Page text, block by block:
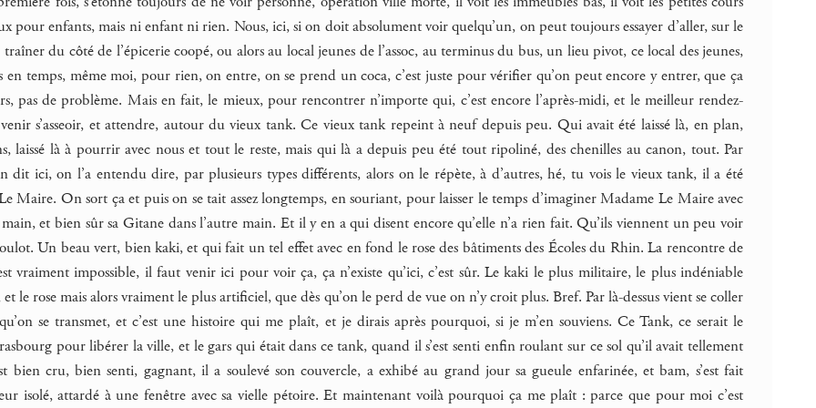
pour enfants, mais ni enfant ni rien. Nous, ici, si on doit absolument voir quelqu’un, on peut toujours essayer d’aller, sur le
du côté de l’épicerie coopé, ou alors au local jeunes de l’assoc, au terminus du bus, un lieu pivot, ce local des jeunes,
en temps, même moi, pour rien, on entre, on se prend un coca, c’est juste pour vérifier qu’on peut encore y entrer, que ça
pas de problème. Mais en fait, le mieux, pour rencontrer n’importe qui, c’est encore l’après-midi, et le meilleur rendez-
venir s’asseoir, et attendre, autour du vieux tank. Ce vieux tank repeint à neuf depuis peu. Qui avait été laissé là, en plan,
laissé là à pourrir avec nous et tout le reste, mais qui là a depuis peu été tout ripoliné, des chenilles au canon, tout. Par
dit ici, on l’a entendu dire, par plusieurs types différents, alors on le répète, à d’autres, hé, tu vois le vieux tank, il a été
Maire. On sort ça et puis on se tait assez longtemps, en souriant, pour laisser le temps d’imaginer Madame Le Maire avec
et bien sûr sa Gitane dans l’autre main. Et il y en a qui disent encore qu’elle n’a rien fait. Qu’ils viennent un peu voir
Un beau vert, bien kaki, et qui fait un tel effet avec en fond le rose des bâtiments des Écoles du Rhin. La rencontre de
vraiment impossible, il faut venir ici pour voir ça, ça n’existe qu’ici, c’est sûr. Le kaki le plus militaire, le plus indéniable
et le rose mais alors vraiment le plus artificiel, que dès qu’on le perd de vue on n’y croit plus. Bref. Par là-dessus vient se coller
se transmet, et c’est une histoire qui me plaît, et je dirais après pourquoi, si je m’en souviens. Ce Tank, ce serait le
pour libérer la ville, et le gars qui était dans ce tank, quand il s’est senti enfin roulant sur ce sol qu’il avait tellement
bien cru, bien senti, gagnant, il a soulevé son couvercle, a exhibé au grand jour sa gueule enfarinée, et bam, s’est fait
isolé, attardé à une fenêtre avec sa vielle pétoire. Et maintenant voilà pourquoi ça me plaît : parce que pour moi c’est